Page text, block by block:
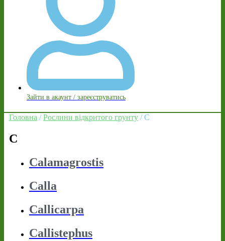
Зайти в акаунт / зареєструватись
Головна /Рослини відкритого грунту / C
C
Calamagrostis
Calla
Callicarpa
Callistephus